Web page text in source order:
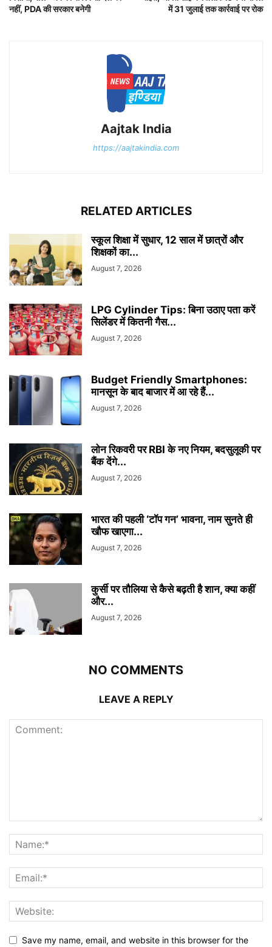
नहीं, PDA की सरकार बनेगी
में 31 जुलाई तक कार्रवाई पर रोक
Aajtak India
https://aajtakindia.com
RELATED ARTICLES
स्कूल शिक्षा में सुधार, 12 साल में छात्रों और
शिक्षकों का...
August 7, 2026
LPG Cylinder Tips: बिना उठाए पता करें
सिलेंडर में कितनी गैस...
August 7, 2026
Budget Friendly Smartphones:
मानसून के बाद बाजार में आ रहे हैं...
August 7, 2026
लोन रिकवरी पर RBI के नए नियम, बदसुलूकी पर
बैंक देंगे...
August 7, 2026
भारत की पहली ‘टॉप गन’ भावना, नाम सुनते ही
खौफ खाएगा...
August 7, 2026
कुर्सी पर तौलिया से कैसे बढ़ती है शान, क्या कहीं
और...
August 7, 2026
NO COMMENTS
LEAVE A REPLY
Save my name, email, and website in this browser for the